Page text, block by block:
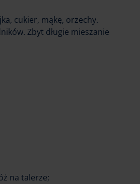
cukier, mąkę, orzechy.
Zbyt długie mieszanie
na talerze;